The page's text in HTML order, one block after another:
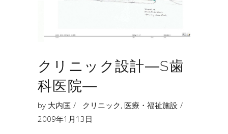
クリニック設計―S歯
科医院―
by 大内匡 クリニック, 医療・福祉施設
2009年1月13日